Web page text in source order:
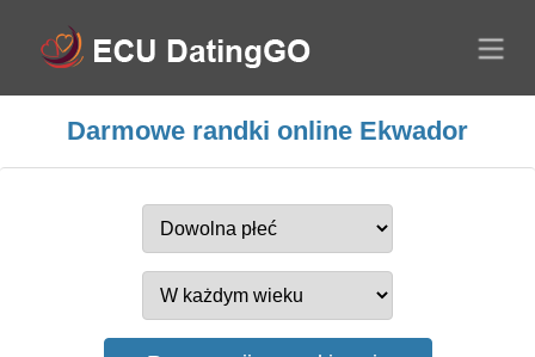
Darmowe randki online Ekwador